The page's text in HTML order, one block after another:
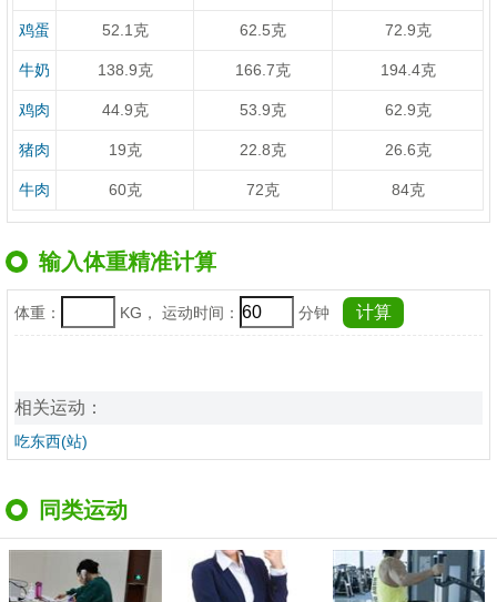
鸡蛋 52.1克 62.5克 72.9克
牛奶 138.9克 166.7克 194.4克
鸡肉 44.9克 53.9克 62.9克
猪肉 19克 22.8克 26.6克
牛肉 60克 72克 84克
输入体重精准计算
体重： KG， 运动时间： 分钟
相关运动：
吃东西(站)
同类运动